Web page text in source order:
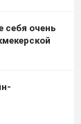
себя очень